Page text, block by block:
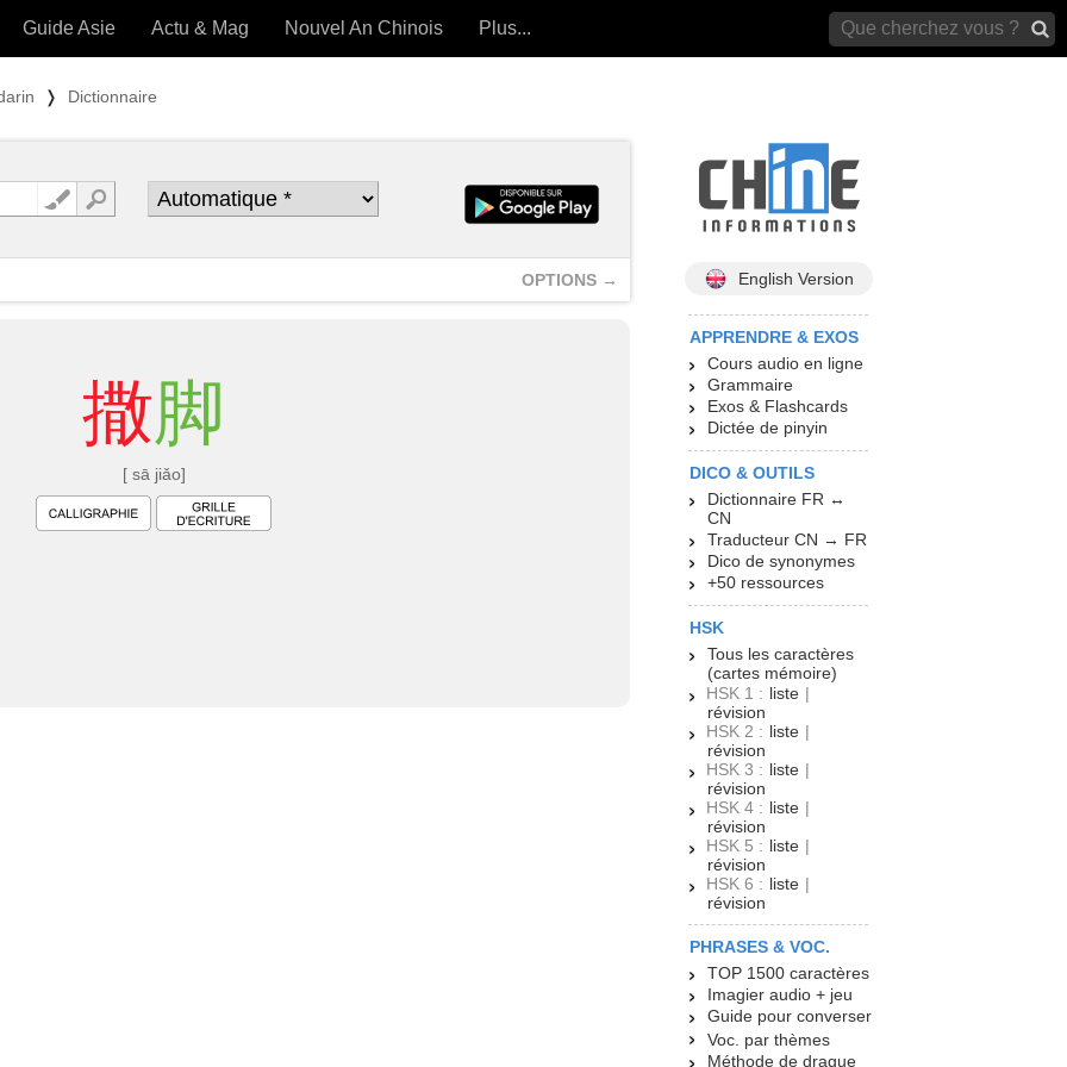
OUTILS) »
Guide Asie Actu & Mag Nouvel An Chinois Plus...
❭ Dictionnaire
OPTIONS →
撒脚
[ sā jiǎo]
English Version
APPRENDRE & EXOS
Cours audio en ligne
Grammaire
Exos & Flashcards
Dictée de pinyin
DICO & OUTILS
Dictionnaire FR ↔
CN
Traducteur CN → FR
Dico de synonymes
+50 ressources
HSK
Tous les caractères
(cartes mémoire)
HSK 1 : liste |
révision
HSK 2 : liste |
révision
HSK 3 : liste |
révision
HSK 4 : liste |
révision
HSK 5 : liste |
révision
HSK 6 : liste |
révision
PHRASES & VOC.
TOP 1500 caractères
Imagier audio + jeu
Guide pour converser
Voc. par thèmes
Méthode de drague